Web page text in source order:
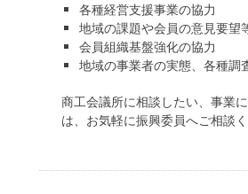
各種経営支援事業の協力
地域の課題や会員の意見要望
会員組織基盤強化の協力
地域の事業者の実態、各種調
商工会議所に相談したい、事業
は、お気軽に振興委員へご相談く